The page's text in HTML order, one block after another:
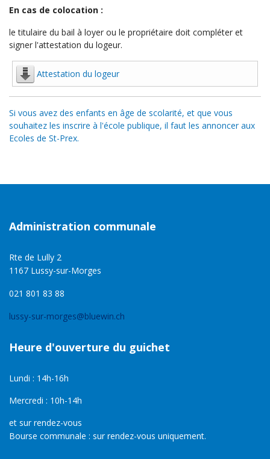
En cas de colocation :
le titulaire du bail à loyer ou le propriétaire doit compléter et
signer l'attestation du logeur.
Attestation du logeur
Si vous avez des enfants en âge de scolarité, et que vous
souhaitez les inscrire à l'école publique, il faut les annoncer aux
Ecoles de St-Prex.
Administration communale
Rte de Lully 2
1167 Lussy-sur-Morges
021 801 83 88
lussy-sur-morges@bluewin.ch
Heure d'ouverture du guichet
Lundi : 14h-16h
Mercredi : 10h-14h
et sur rendez-vous
Bourse communale : sur rendez-vous uniquement.